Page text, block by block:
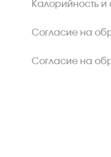
Калорийность и
Согласие на
Согласие на